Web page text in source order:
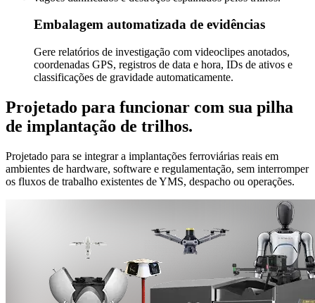
Embalagem automatizada de evidências
Gere relatórios de investigação com videoclipes anotados,
coordenadas GPS, registros de data e hora, IDs de ativos e
classificações de gravidade automaticamente.
Projetado para funcionar com sua pilha
de implantação de trilhos.
Projetado para se integrar a implantações ferroviárias reais em
ambientes de hardware, software e regulamentação, sem interromper
os fluxos de trabalho existentes de YMS, despacho ou operações.